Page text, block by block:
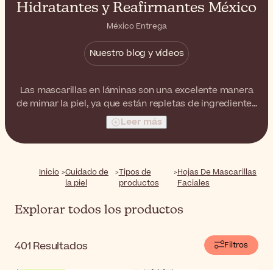
Hidratantes y Reafirmantes México
México Entrega
Nuestro blog y vídeos
Las mascarillas en láminas son una excelente manera
de mimar la piel, ya que están repletas de ingredientes
amantes de la piel que brindarán resultados en
minutos. Nuestra selección cuenta con una amplia
variedad de mascarillas con diferente ingrediente
Leer más
Inicio Cuidado de
la piel
Tipos de
productos
Hojas De Mascarillas
Faciales
Explorar todos los productos
401 Resultados Filtros